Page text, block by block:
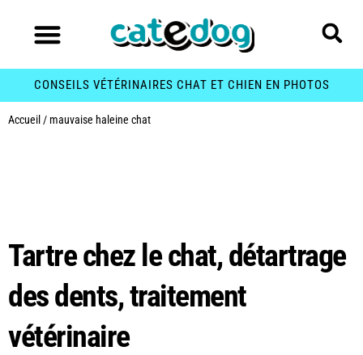
CONSEILS VÉTÉRINAIRES CHAT ET CHIEN EN PHOTOS
Accueil / mauvaise haleine chat
Tartre chez le chat, détartrage
des dents, traitement
vétérinaire